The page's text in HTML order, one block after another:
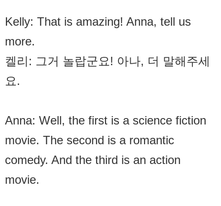
Kelly: That is amazing! Anna, tell us
more.
켈리: 그거 놀랍군요! 아나, 더 말해주세
요.
Anna: Well, the first is a science fiction
movie. The second is a romantic
comedy. And the third is an action
movie.